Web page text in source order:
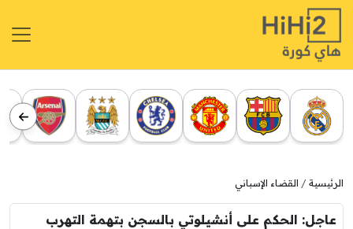
الرئيسية القضاء الإسباني
عاجل: الحكم على أنشيلوتي بالسجن بتهمة التهرب